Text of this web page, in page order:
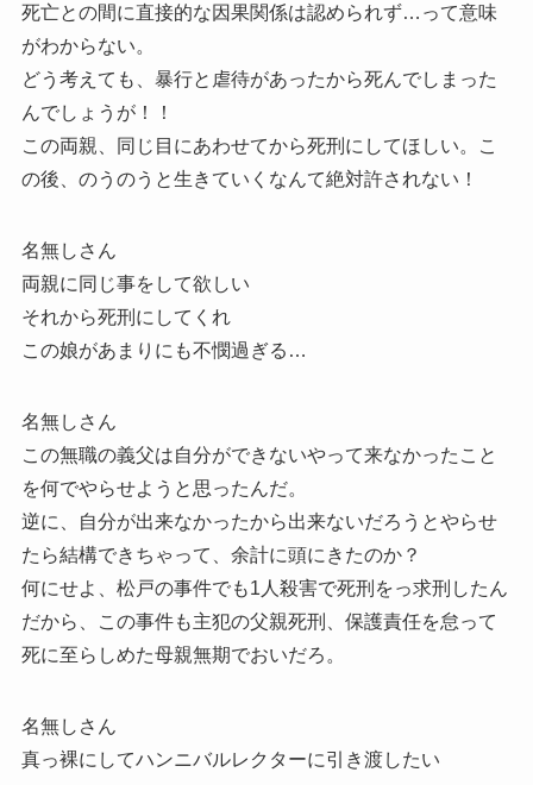
死亡との間に直接的な因果関係は認められず…って意味
がわからない。
どう考えても、暴行と虐待があったから死んでしまった
んでしょうが！！
この両親、同じ目にあわせてから死刑にしてほしい。こ
の後、のうのうと生きていくなんて絶対許されない！
名無しさん
両親に同じ事をして欲しい
それから死刑にしてくれ
この娘があまりにも不憫過ぎる…
名無しさん
この無職の義父は自分ができないやって来なかったこと
を何でやらせようと思ったんだ。
逆に、自分が出来なかったから出来ないだろうとやらせ
たら結構できちゃって、余計に頭にきたのか？
何にせよ、松戸の事件でも1人殺害で死刑をっ求刑したん
だから、この事件も主犯の父親死刑、保護責任を怠って
死に至らしめた母親無期でおいだろ。
名無しさん
真っ裸にしてハンニバルレクターに引き渡したい